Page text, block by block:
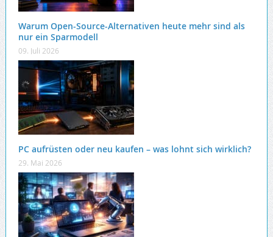
Warum Open-Source-Alternativen heute mehr sind als
nur ein Sparmodell
09. Juli 2026
PC aufrüsten oder neu kaufen – was lohnt sich wirklich?
29. Mai 2026